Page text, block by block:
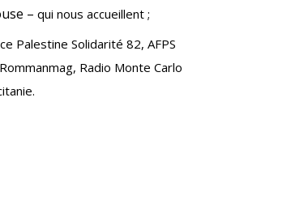
– qui nous accueillent ;
Palestine Solidarité 82, AFPS
Rommanmag, Radio Monte Carlo